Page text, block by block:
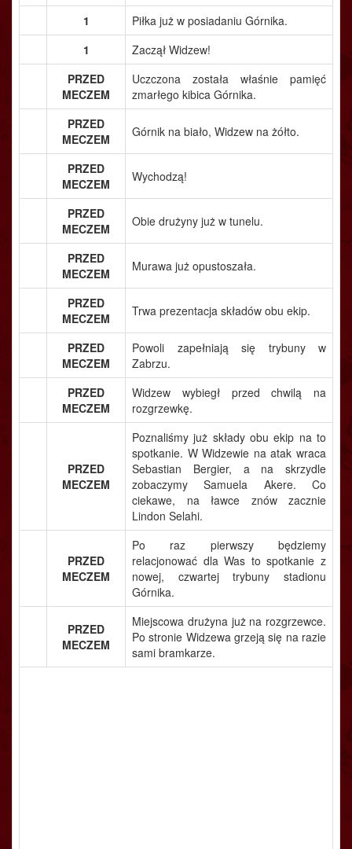
1
Piłka już w posiadaniu Górnika.
1
Zaczął Widzew!
PRZED
MECZEM
Uczczona została właśnie pamięć
zmarłego kibica Górnika.
PRZED
MECZEM
Górnik na biało, Widzew na żółto.
PRZED
MECZEM
Wychodzą!
PRZED
MECZEM
Obie drużyny już w tunelu.
PRZED
MECZEM
Murawa już opustoszała.
PRZED
MECZEM
Trwa prezentacja składów obu ekip.
PRZED
MECZEM
Powoli zapełniają się trybuny w
Zabrzu.
PRZED
MECZEM
Widzew wybiegł przed chwilą na
rozgrzewkę.
PRZED
MECZEM
Poznaliśmy już składy obu ekip na to
spotkanie. W Widzewie na atak wraca
Sebastian Bergier, a na skrzydle
zobaczymy Samuela Akere. Co
ciekawe, na ławce znów zacznie
Lindon Selahi.
PRZED
MECZEM
Po raz pierwszy będziemy
relacjonować dla Was to spotkanie z
nowej, czwartej trybuny stadionu
Górnika.
PRZED
MECZEM
Miejscowa drużyna już na rozgrzewce.
Po stronie Widzewa grzeją się na razie
sami bramkarze.